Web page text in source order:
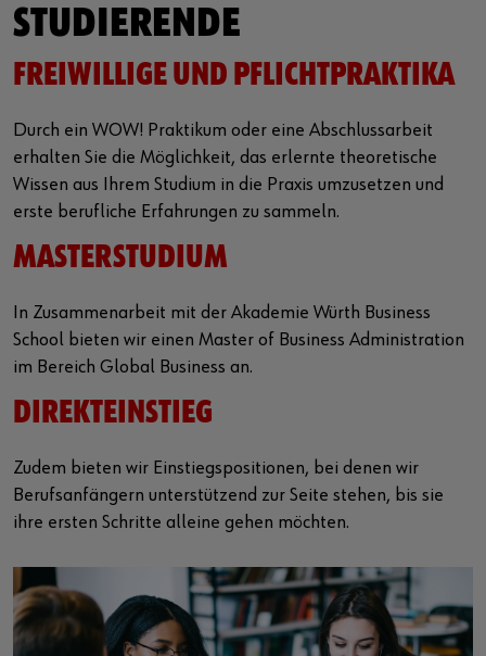
STUDIERENDE
FREIWILLIGE UND PFLICHTPRAKTIKA
Durch ein WOW! Praktikum oder eine Abschlussarbeit
erhalten Sie die Möglichkeit, das erlernte theoretische
Wissen aus Ihrem Studium in die Praxis umzusetzen und
erste berufliche Erfahrungen zu sammeln.
MASTERSTUDIUM
In Zusammenarbeit mit der Akademie Würth Business
School bieten wir einen Master of Business Administration
im Bereich Global Business an.
DIREKTEINSTIEG
Zudem bieten wir Einstiegspositionen, bei denen wir
Berufsanfängern unterstützend zur Seite stehen, bis sie
ihre ersten Schritte alleine gehen möchten.